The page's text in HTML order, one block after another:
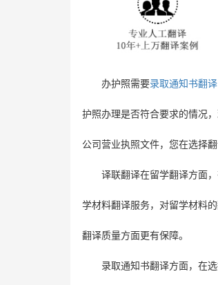
办护照需要录取通知书翻译
护照办理是否符合要求的情况
公司营业执照文件，您在选择
译联翻译在留学翻译方面
学材料翻译服务，对留学材料
翻译质量方面更有保障。
录取通知书翻译方面，在